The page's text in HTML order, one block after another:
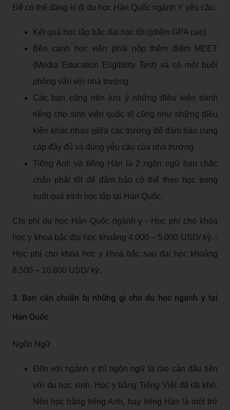
Để có thể đăng kí đi du học Hàn Quốc ngành Y yêu cầu:
Kết quả học tập bậc đại học tốt ((điểm GPA cao)
Bên cạnh học viên phải nộp thêm điểm MEET
(Media Education Eligibility Test) và có một buổi
phỏng vấn với nhà trường.
Các bạn cũng nên lưu ý những điều kiện dành
riêng cho sinh viên quốc tế cũng như những điều
kiện khác nhau giữa các trường để đảm bảo cung
cấp đầy đủ và đúng yêu cầu của nhà trường.
Tiếng Anh và tiếng Hàn là 2 ngôn ngữ bạn chắc
chắn phải tốt để đảm bảo có thể theo học trong
suốt quá trình học tập tại Hàn Quốc.
Chi phí du học Hàn Quốc ngành y - Học phí cho khóa
học y khoa bậc đại học khoảng 4.000 – 5.000 USD/ kỳ. -
Học phí cho khóa học y khoa bậc sau đại học khoảng
8.500 – 10.800 USD/ kỳ.
3. Bạn cần chuẩn bị những gì cho du học ngành y tại
Hàn Quốc
Ngôn Ngữ
Đến với ngành y thì ngôn ngữ là rào cản đầu tiên
với du học sinh. Học y bằng Tiếng Việt đã rất khó.
Nên học bằng tiếng Anh, hay tiếng Hàn là một trở